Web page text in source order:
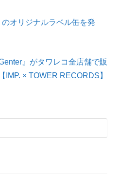
オリジナルラベル缶を発
』がタワレコ全店舗で販
IMP. × TOWER RECORDS】